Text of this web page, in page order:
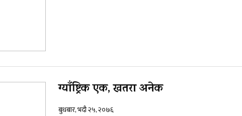
ग्याँष्ट्रिक एक, खतरा अनेक
बुधबार, भदौ २५, २०७६